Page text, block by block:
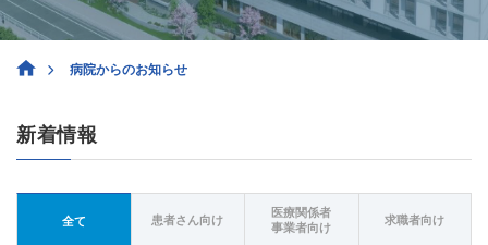
病院からのお知らせ
新着情報
全て 患者さん向け
医療関係者
事業者向け
求職者向け